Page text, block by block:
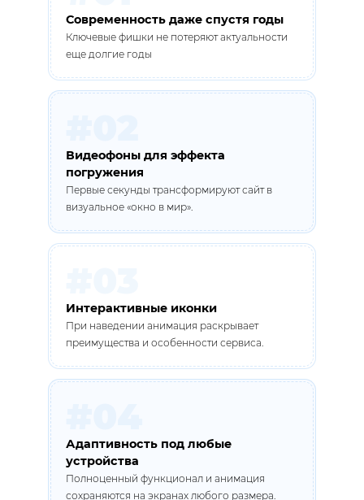
Современность даже спустя годы
Ключевые фишки не потеряют актуальности
еще долгие годы
Видеофоны для эффекта
погружения
Первые секунды трансформируют сайт в
визуальное «окно в мир».
Интерактивные иконки
При наведении анимация раскрывает
преимущества и особенности сервиса.
Адаптивность под любые
устройства
Полноценный функционал и анимация
сохраняются на экранах любого размера.